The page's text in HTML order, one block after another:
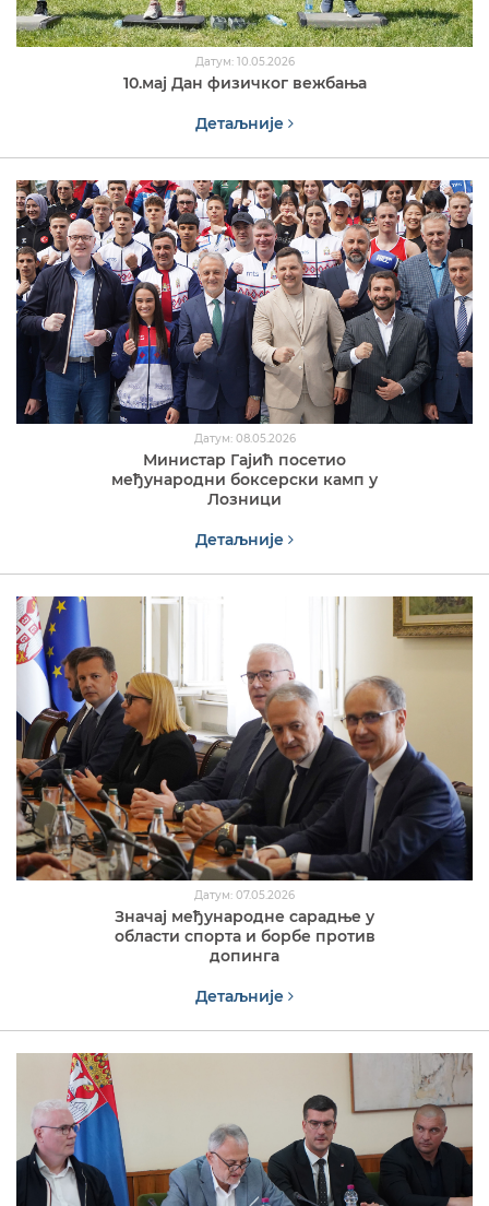
Датум: 10.05.2026
10.мај Дан физичког вежбања
Детаљније
Датум: 08.05.2026
Министар Гајић посетио
међународни боксерски камп у
Лозници
Детаљније
Датум: 07.05.2026
Значај међународне сарадње у
области спорта и борбе против
допинга
Детаљније